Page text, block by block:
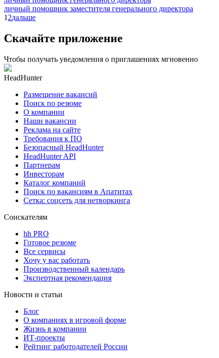
личный помощник заместителя генерального директора
1 2дальше
Скачайте приложение
Чтобы получать уведомления о приглашениях мгновенно
HeadHunter
Размещение вакансий
Поиск по резюме
О компании
Наши вакансии
Реклама на сайте
Требования к ПО
Безопасный HeadHunter
HeadHunter API
Партнерам
Инвесторам
Каталог компаний
Поиск по вакансиям в Апатитах
Сетка: соцсеть для нетворкинга
Соискателям
hh PRO
Готовое резюме
Все сервисы
Хочу у вас работать
Производственный календарь
Экспертная рекомендация
Новости и статьи
Блог
О компаниях в игровой форме
Жизнь в компании
ИТ-проекты
Рейтинг работодателей России